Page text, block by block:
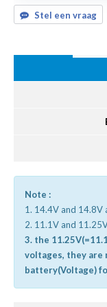
Stel een vraag
Note :
1. 14.4V and 14.8V
2. 11.1V and
3. the
voltages, they are
battery(Voltage)